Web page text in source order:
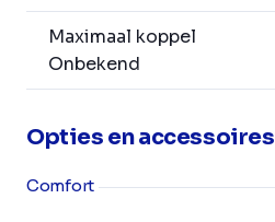
Maximaal koppel
Onbekend
Opties en accessoires
Comfort